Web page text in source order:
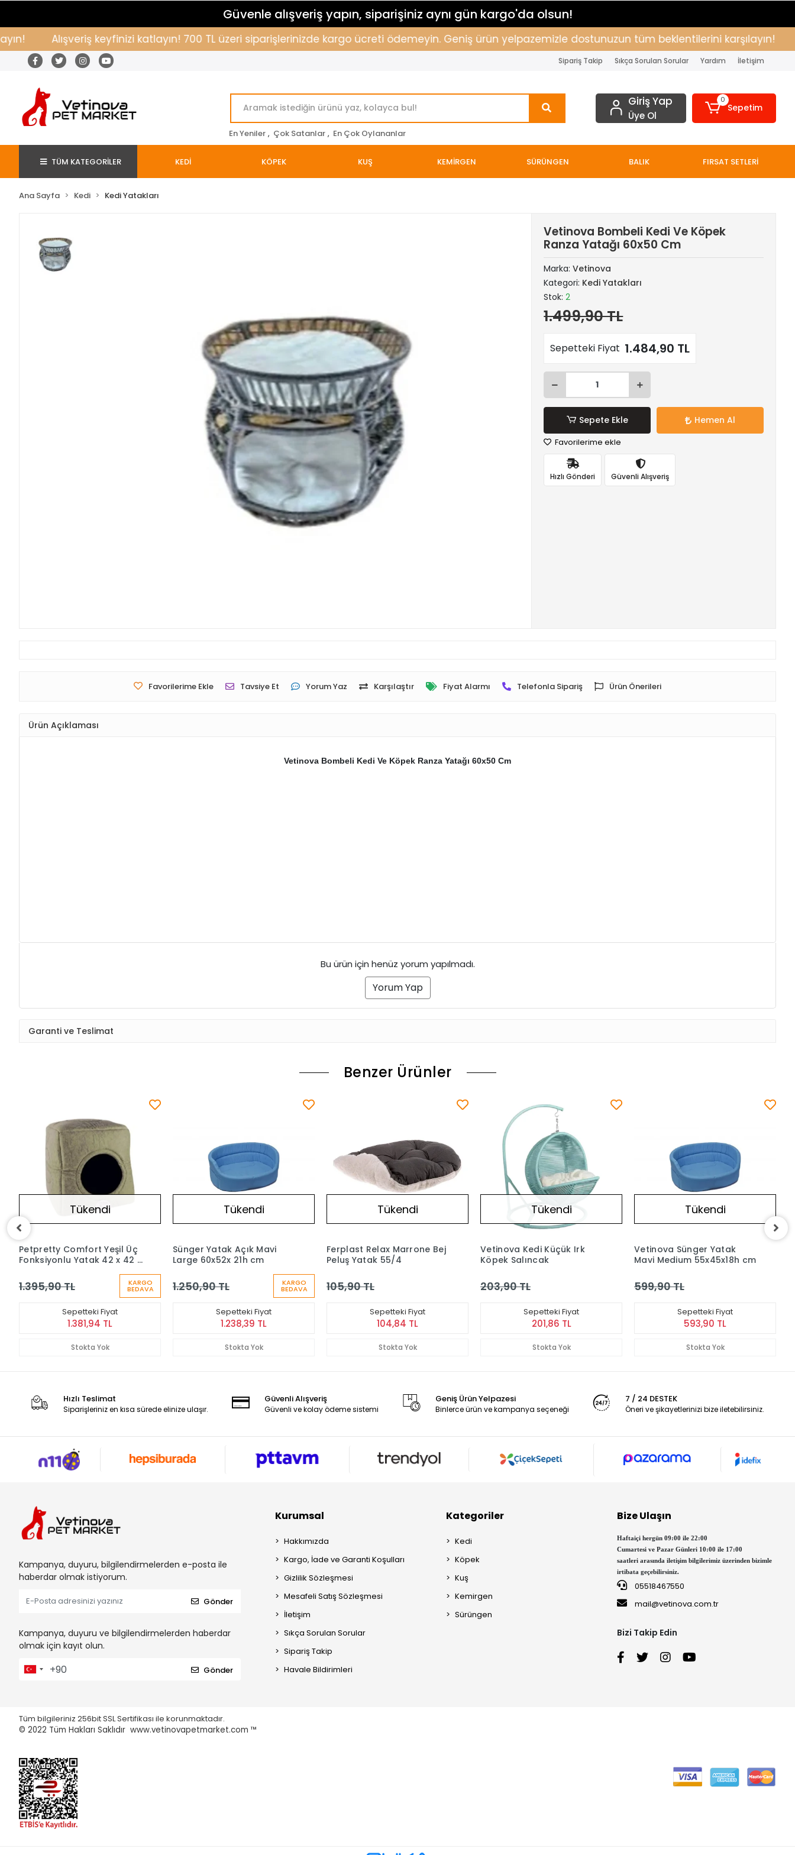
Güvenle alışveriş yapın, siparişiniz aynı gün kargo'da olsun!
Alışveriş keyfinizi katlayın! 700 TL üzeri siparişlerinizde kargo ücreti ödemeyin. Geniş ürün yelpazemizle dostunuzun tüm beklentilerini karşılayın!
Sipariş Takip Sıkça Sorulan Sorular Yardım İletişim
En Yeniler , Çok Satanlar , En Çok Oylananlar
Giriş Yap
Üye Ol
0
Sepetim
TÜM KATEGORİLER KEDİ KÖPEK KUŞ KEMİRGEN SÜRÜNGEN BALIK FIRSAT SETLERİ
Ana Sayfa Kedi Kedi Yatakları
Vetinova Bombeli Kedi Ve Köpek
Ranza Yatağı 60x50 Cm
Marka:Vetinova
Kategori: Kedi Yatakları
Stok:2
1.499,90 TL
Sepetteki Fiyat 1.484,90 TL
Sepete Ekle Hemen Al
Favorilerime ekle
Hızlı Gönderi Güvenli Alışveriş
Favorilerime Ekle Tavsiye Et Yorum Yaz Karşılaştır Fiyat Alarmı Telefonla Sipariş Ürün Önerileri
Ürün Açıklaması
Vetinova Bombeli Kedi Ve Köpek Ranza Yatağı 60x50 Cm
Bu ürün için henüz yorum yapılmadı.
Yorum Yap
Garanti ve Teslimat
Benzer Ürünler
Tükendi
Sünger Yatak Açık Mavi
Large 60x52x 21h cm
1.250,90 TL KARGO
BEDAVA
Sepetteki Fiyat
1.238,39 TL
Stokta Yok
Tükendi
Ferplast Relax Marrone Bej
Peluş Yatak 55/4
105,90 TL
Sepetteki Fiyat
104,84 TL
Stokta Yok
Tükendi
Vetinova Kedi Küçük Irk
Köpek Salıncak
203,90 TL
Sepetteki Fiyat
201,86 TL
Stokta Yok
Tükendi
Vetinova Sünger Yatak
Mavi Medium 55x45x18h cm
599,90 TL
Sepetteki Fiyat
593,90 TL
Stokta Yok
Tükendi
Vetinova Sünger Yatak
Mavi Small 50x38x15.5h cm
112,90 TL
Sepetteki Fiyat
111,77 TL
Stokta Yok
Hızlı Teslimat
Siparişleriniz en kısa sürede elinize ulaşır.
Güvenli Alışveriş
Güvenli ve kolay ödeme sistemi
Geniş Ürün Yelpazesi
Binlerce ürün ve kampanya seçeneği
7 / 24 DESTEK
Öneri ve şikayetlerinizi bize iletebilirsiniz.
Kampanya, duyuru, bilgilendirmelerden e-posta ile
haberdar olmak istiyorum.
Gönder
Kampanya, duyuru ve bilgilendirmelerden haberdar
olmak için kayıt olun.
Gönder
Kurumsal
Hakkımızda
Kargo, İade ve Garanti Koşulları
Gizlilik Sözleşmesi
Mesafeli Satış Sözleşmesi
İletişim
Sıkça Sorulan Sorular
Sipariş Takip
Havale Bildirimleri
Kategoriler
Kedi
Köpek
Kuş
Kemirgen
Sürüngen
Bize Ulaşın
Haftaiçi hergün 09:00 ile 22:00
Cumartesi ve Pazar Günleri 10:00 ile 17:00
saatleri arasında iletişim bilgilerimiz üzerinden bizimle
irtibata geçebilirsiniz.
05518467550
mail@vetinova.com.tr
Bizi Takip Edin
Tüm bilgileriniz 256bit SSL Sertifikası ile korunmaktadır.
© 2022 Tüm Hakları Saklıdır www.vetinovapetmarket.com ™